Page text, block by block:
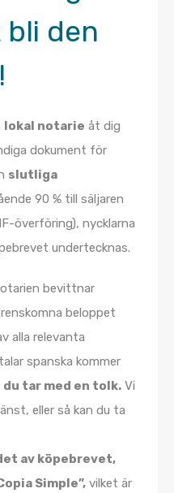
den
lokal notarie åt dig
dokument för
slutliga
90 % till säljaren
överföring), nycklarna
undertecknas.
bevittnar
beloppet
alla relevanta
spanska kommer
tar med en tolk. Vi
eller så kan du ta
av köpebrevet,
Simple”, vilket är